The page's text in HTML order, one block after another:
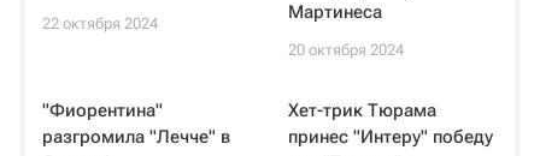
22 октября 2024
Мартинеса
20 октября 2024
"Фиорентина"
разгромила "Лечче" в
Хет-трик Тюрама
принес "Интеру" победу